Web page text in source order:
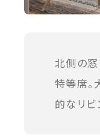
北側の
特等席。
的なリビ